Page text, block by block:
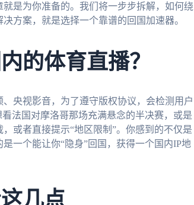
是为你准备的。我们将一步步拆解，如何绕
方案，就是选择一个靠谱的回国加速器。
的体育直播？
央视影音，为了遵守版权协议，会检测用户
法国对摩洛哥那场充满悬念的半决赛，或是
或者直接提示“地区限制”。你感到的不仅是
一个能让你“隐身”回国，获得一个国内IP地
几点